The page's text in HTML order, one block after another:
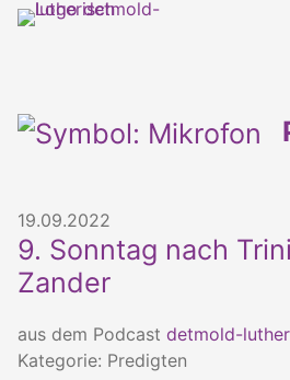
19.09.2022
9. Sonntag nach
Zander
aus dem Podcast detmold-
Kategorie: Predigten